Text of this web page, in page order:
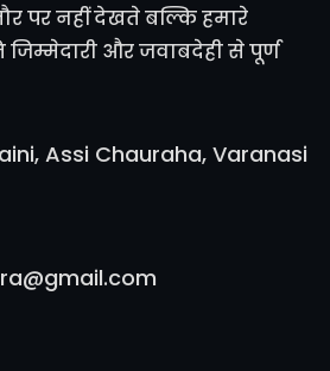
पर नहीं देखते बल्कि हमारे
और जवाबदेही से पूर्ण
Assi Chauraha, Varanasi